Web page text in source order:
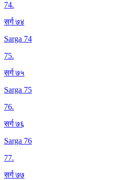
74.
सर्ग ७४
Sarga 74
75.
सर्ग ७५
Sarga 75
76.
सर्ग ७६
Sarga 76
77.
सर्ग ७७